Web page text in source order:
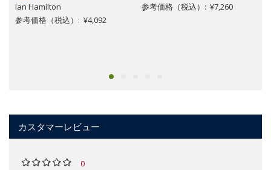
Ian Hamilton
参考価格（税込）: ¥4,092
参考価格（税込）: ¥7,260
カスタマーレビュー
0